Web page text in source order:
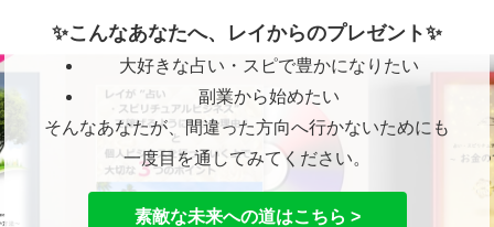
✨こんなあなたへ、レイからのプレゼント✨
大好きな占い・スピで豊かになりたい
副業から始めたい
そんなあなたが、間違った方向へ行かないためにも
一度目を通してみてください。
素敵な未来への道はこちら >